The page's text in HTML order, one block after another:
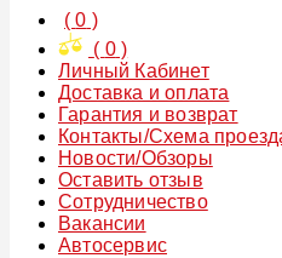
(0 )
( 0)
Личный Кабинет
Доставка и оплата
Гарантия и возврат
Контакты/Схема
Новости/Обзоры
Оставить отзыв
Сотрудничество
Вакансии
Автосервис